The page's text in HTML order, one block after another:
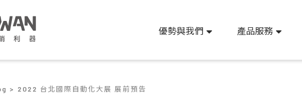
優勢與我們 產品服務
> 2022 台北國際自動化大展 展前預告